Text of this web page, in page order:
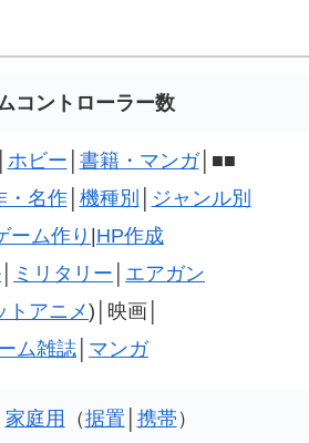
コントローラー数
ホビー 書籍・マンガ│■■
・名作│ 機種別
ジャンル別
ーム作り |HP作成
ミリタリー
エアガン
トアニメ)│映画│
ム雑誌 マンガ
家庭用 （据置 携帯 ）